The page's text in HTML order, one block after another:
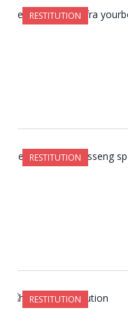
RESTITUTION
RESTITUTION
RESTITUTION